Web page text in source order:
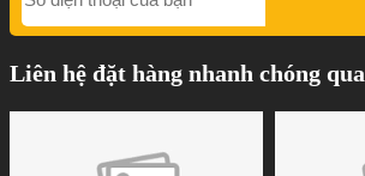
Liên hệ đặt hàng nhanh chóng qua